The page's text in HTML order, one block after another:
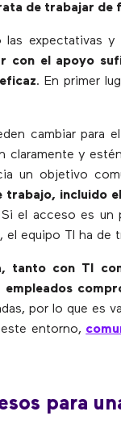
de trabajar de
las expectativas
con el apoyo
. En primer
cambiar para
claramente y
un objetivo
trabajo, incluido
el acceso es un
equipo TI ha de
tanto con TI
por lo que es
entorno,
para